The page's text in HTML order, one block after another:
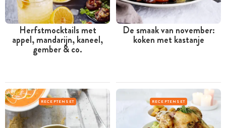
Herfstmocktails met
appel, mandarijn, kaneel,
gember & co.
De smaak van november:
koken met kastanje
RECEPTENSET RECEPTENSET